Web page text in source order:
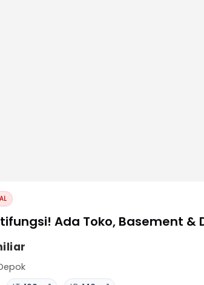
Ada Toko, Basement &